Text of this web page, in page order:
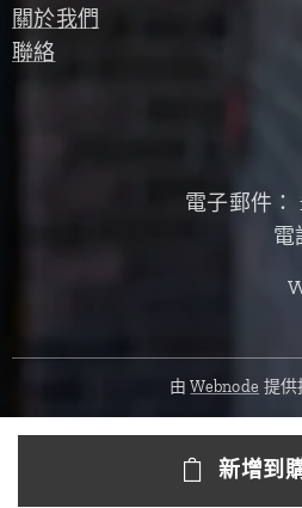
新增到
關於我們
聯絡
電子郵件：
電
由Webnode 提供